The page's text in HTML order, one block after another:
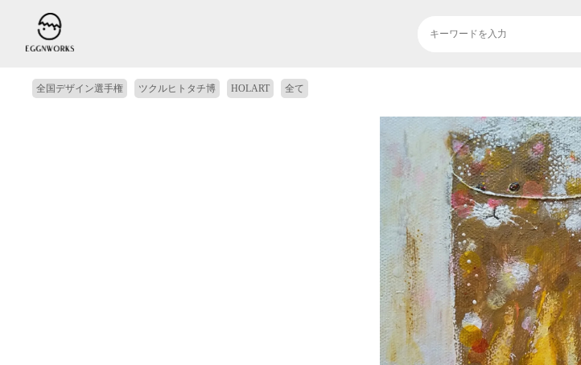
全国デザイン選手権 ツクルヒトタチ博 HOLART 全て